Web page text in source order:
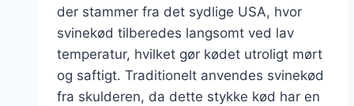
der stammer fra det sydlige USA, hvor
svinekød tilberedes langsomt ved lav
temperatur, hvilket gør kødet utroligt mørt
og saftigt. Traditionelt anvendes svinekød
fra skulderen, da dette stykke kød har en